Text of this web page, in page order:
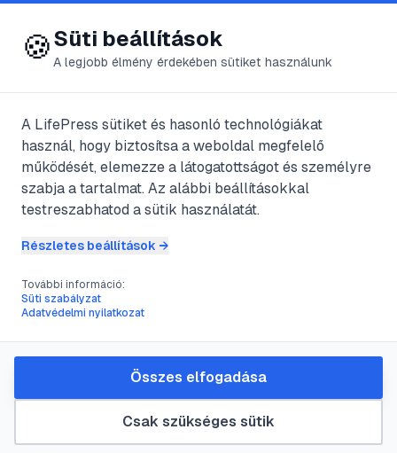
😍 LifePress
🏷️#lakáshitel
13cikk található ezzel a címkével
A jelzáloghitel
adósságrendezés #devizahitel#hitel
Az adósságrendező hitel
háttere
🍪Süti beállítások
A legjobb élmény érdekében sütiket használunk
A LifePress sütiket és hasonló technológiákat
használ, hogy biztosítsa a weboldal megfelelő
működését, elemezze a látogatottságot és személyre
szabja a tartalmat. Az alábbi beállításokkal
testreszabhatod a sütik használatát.
Részletes beállítások →
További információ:
Süti szabályzat
Adatvédelmi nyilatkozat
Csak szükséges sütik
Összes elfogadása